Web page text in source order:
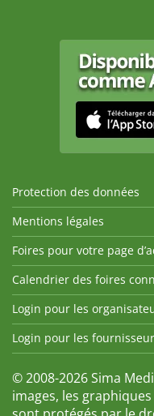
Protection des données
Mentions légales
Foires pour votre page
Calendrier des foires
Login pour les
Login pour les
© 2008-2026 Sima
images, les